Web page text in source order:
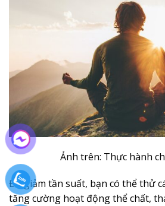
Ảnh trên: Thực hành
Để giảm tần suất, bạn có thể thử
tăng cường hoạt động thể chất,